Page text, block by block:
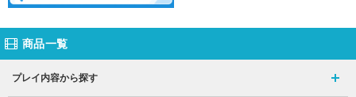
商品一覧
プレイ内容から探す